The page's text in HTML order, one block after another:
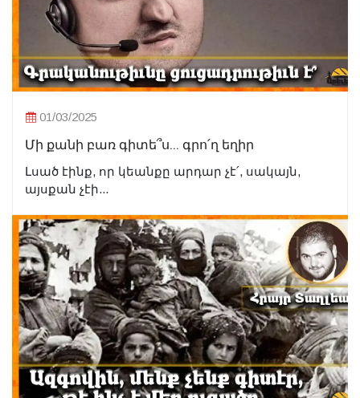
01/03/2025
Մի քանի բառ գիտե՞ս... գրո՛ղ եղիր
Լսած էինք, որ կեանքը արդար չէ՛, սակայն,
այսքան չէի...